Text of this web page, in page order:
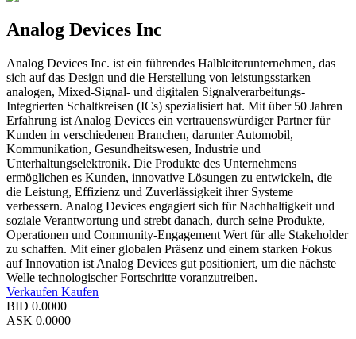
Analog Devices Inc
Analog Devices Inc. ist ein führendes Halbleiterunternehmen, das
sich auf das Design und die Herstellung von leistungsstarken
analogen, Mixed-Signal- und digitalen Signalverarbeitungs-
Integrierten Schaltkreisen (ICs) spezialisiert hat. Mit über 50 Jahren
Erfahrung ist Analog Devices ein vertrauenswürdiger Partner für
Kunden in verschiedenen Branchen, darunter Automobil,
Kommunikation, Gesundheitswesen, Industrie und
Unterhaltungselektronik. Die Produkte des Unternehmens
ermöglichen es Kunden, innovative Lösungen zu entwickeln, die
die Leistung, Effizienz und Zuverlässigkeit ihrer Systeme
verbessern. Analog Devices engagiert sich für Nachhaltigkeit und
soziale Verantwortung und strebt danach, durch seine Produkte,
Operationen und Community-Engagement Wert für alle Stakeholder
zu schaffen. Mit einer globalen Präsenz und einem starken Fokus
auf Innovation ist Analog Devices gut positioniert, um die nächste
Welle technologischer Fortschritte voranzutreiben.
Verkaufen Kaufen
BID 0.0000
ASK 0.0000